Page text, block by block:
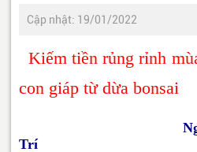
Cập nhật: 19/01/2022
Kiếm tiền rủng rỉnh
con giáp từ dừa bonsai
Trí